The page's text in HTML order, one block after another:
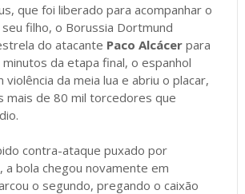
que foi liberado para acompanhar o
filho, o Borussia Dortmund
do atacante Paco Alcácerpara
da etapa final, o espanhol
violência da meia lua e abriu o placar,
mais de 80 mil torcedores que
contra-ataque puxado por
, a bola chegou novamente em
o segundo, pregando o caixão